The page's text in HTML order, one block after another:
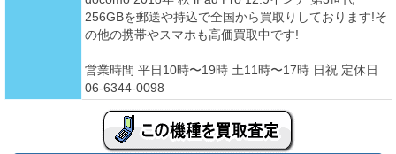
256GBを郵送や持込で全国から買取りしております!そ
の他の携帯やスマホも高価買取中です!
営業時間 平日10時〜19時 土11時〜17時 日祝 定休日
06-6344-0098